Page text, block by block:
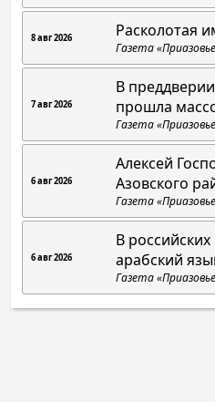
8 авг 2026 Расколотая
Газета
7 авг 2026
В
прошла
Газета
6 авг 2026
Алексей
Азовского
Газета
6 авг 2026
В
арабский
Газета